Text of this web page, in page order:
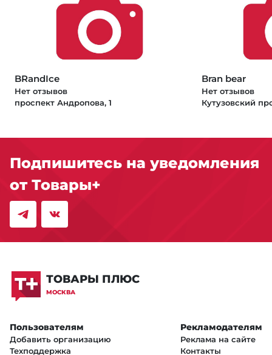
BRandIce
Нет отзывов
проспект Андропова, 1
Bran bear
Нет отзывов
Кутузовский
Подпишитесь на уведомления
от Товары+
ТОВАРЫ ПЛЮС
МОСКВА
Пользователям
Добавить организацию
Техподдержка
Рекламодателям
Реклама на сайте
Контакты